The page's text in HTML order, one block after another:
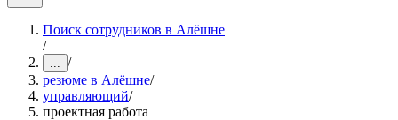
Поиск сотрудников в Алёшне
/
... /
резюме в Алёшне/
управляющий/
проектная работа